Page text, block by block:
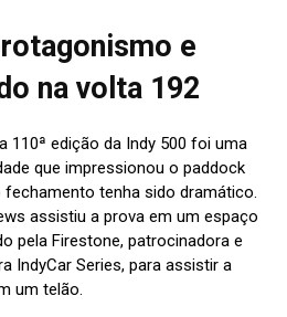
e
na volta 192
110ª edição da Indy 500 foi uma
que impressionou o paddock
fechamento tenha sido dramático.
assistiu a prova em um espaço
pela Firestone, patrocinadora e
IndyCar Series, para assistir a
um telão.